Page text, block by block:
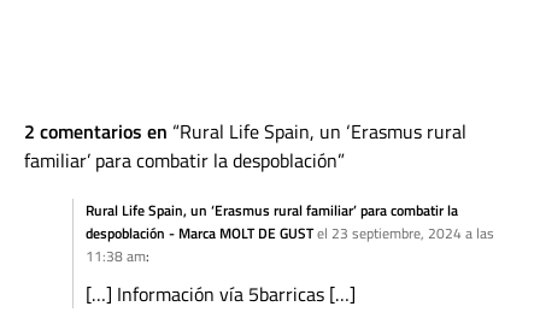
2 comentarios en Rural Life Spain, un ‘Erasmus rural
familiar’ para combatir la despoblación
Rural Life Spain, un ‘Erasmus rural familiar’ para combatir la
despoblación - Marca MOLT DE GUSTel 23 septiembre, 2024 a las
11:38 am:
[…] Información vía 5barricas […]